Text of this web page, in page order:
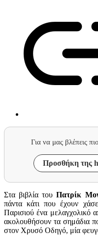
Για να μας βλέπεις
Προσθήκη της
Στα βιβλία τουΠατρίκ
πάντα κάτι που έχουν
Παρισιού ένα μελαγχολικό
ακολουθήσουν τα σημάδια
στον Χρυσό Οδηγό, μία